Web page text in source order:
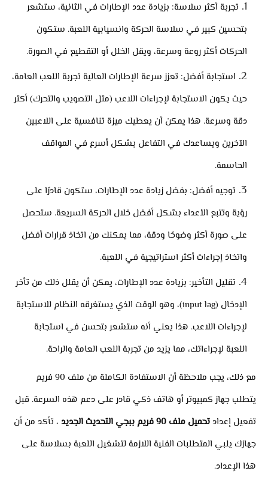
تجربة أكثر سلاسة: بزيادة عدد الإطارات في الثانية، ستشعر
بتحسين كبير في سلاسة الحركة وانسيابية اللعبة. ستكون
الحركات أكثر روعة وسرعة، ويقل الخلل أو التقطيع في الصورة.
استجابة أفضل: تعزز سرعة الإطارات العالية تجربة اللعب العامة،
حيث يكون الاستجابة لإجراءات اللاعب (مثل التصويب والتحرك) أكثر
دقة وسرعة. هذا يمكن أن يعطيك ميزة تنافسية على اللاعبين
الآخرين ويساعدك في التفاعل بشكل أسرع في المواقف
الحاسمة.
توجيه أفضل: بفضل زيادة عدد الإطارات، ستكون قادرًا على
رؤية وتتبع الأعداء بشكل أفضل خلال الحركة السريعة. ستحصل
على صورة أكثر وضوحًا ودقة، مما يمكنك من اتخاذ قرارات أفضل
واتخاذ إجراءات أكثر استراتيجية في اللعبة.
تقليل التأخير: بزيادة عدد الإطارات، يمكن أن يقلل ذلك من تأخر
الإدخال (input lag)، وهو الوقت الذي يستغرقه النظام للاستجابة
لإجراءات اللاعب. هذا يعني أنه ستشعر بتحسن في استجابة
اللعبة لإجراءاتك، مما يزيد من تجربة اللعب العامة والراحة.
مع ذلك، يجب ملاحظة أن الاستفادة الكاملة من ملف 90 فريم
يتطلب جهاز كمبيوتر أو هاتف ذكي قادر على دعم هذه السرعة. قبل
تفعيل إعدادتحميل ملف 90 فريم ببجي التحديث الجديد
، تأكد من أن
جهازك يلبي المتطلبات الفنية اللازمة لتشغيل اللعبة بسلاسة على
هذا الإعداد.